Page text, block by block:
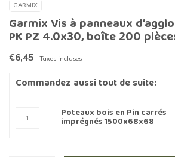
GARMIX
Garmix Vis à panneaux
PK PZ 4.0x30, boîte 200
€6,45 Taxes incluses
Commandez aussi tout de suite:
Poteaux bois en Pin carrés
imprégnés 1500x68x68